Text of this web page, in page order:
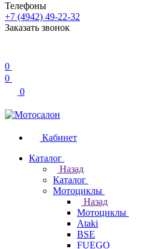
Телефоны
+7 (4942) 49-22-32
Заказать звонок
0
0
0
Кабинет
Каталог
Назад
Каталог
Мотоциклы
Назад
Мотоциклы
Ataki
BSE
FUEGO